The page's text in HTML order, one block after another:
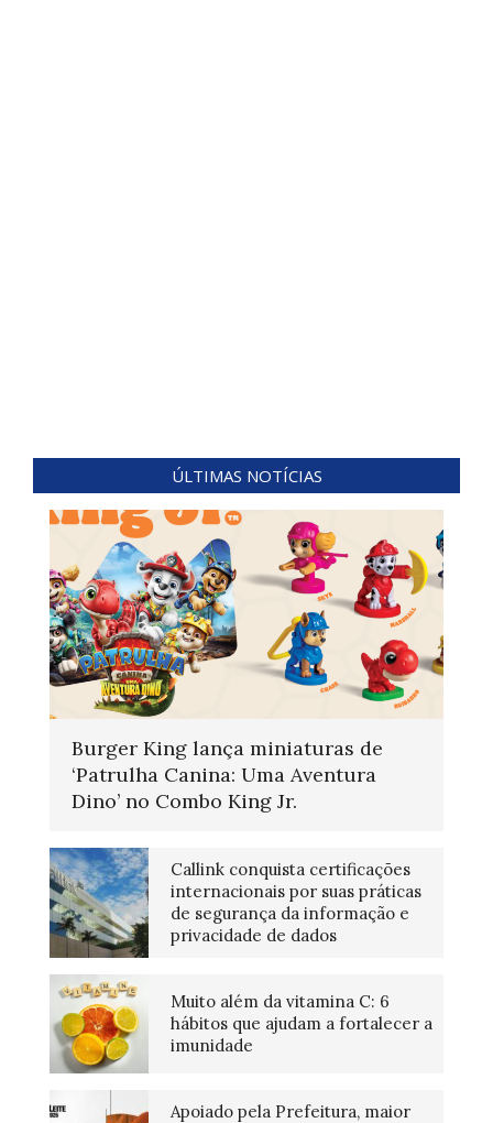
ÚLTIMAS NOTÍCIAS
Burger King lança miniaturas de
‘Patrulha Canina: Uma Aventura
Dino’ no Combo King Jr.
Callink conquista certificações
internacionais por suas práticas
de segurança da informação e
privacidade de dados
Muito além da vitamina C: 6
hábitos que ajudam a fortalecer a
imunidade
Apoiado pela Prefeitura, maior